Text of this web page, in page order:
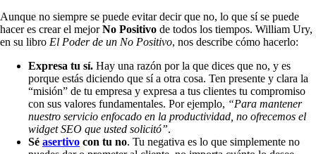
Aunque no siempre se puede evitar decir que no, lo que sí se puede
hacer es crear el mejorNo Positivo de todos los tiempos. William Ury,
en su libro El Poder de un No Positivo, nos describe cómo hacerlo:
Expresa tu sí. Hay una razón por la que dices que no, y es
porque estás diciendo que sí a otra cosa. Ten presente y clara la
“misión” de tu empresa y expresa a tus clientes tu compromiso
con sus valores fundamentales. Por ejemplo, “Para mantener
nuestro servicio enfocado en la productividad, no ofrecemos el
widget SEO que usted solicitó”.
Sé asertivo con tu no. Tu negativa es lo que simplemente no